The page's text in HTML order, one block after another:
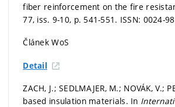
fiber reinforcement on the fire
77, iss. 9-10, p. 541-551. ISSN: 0024-
Článek WoS
Detail
ZACH, J.; SEDLMAJER, M.; NOVÁK,
based insulation materials. In